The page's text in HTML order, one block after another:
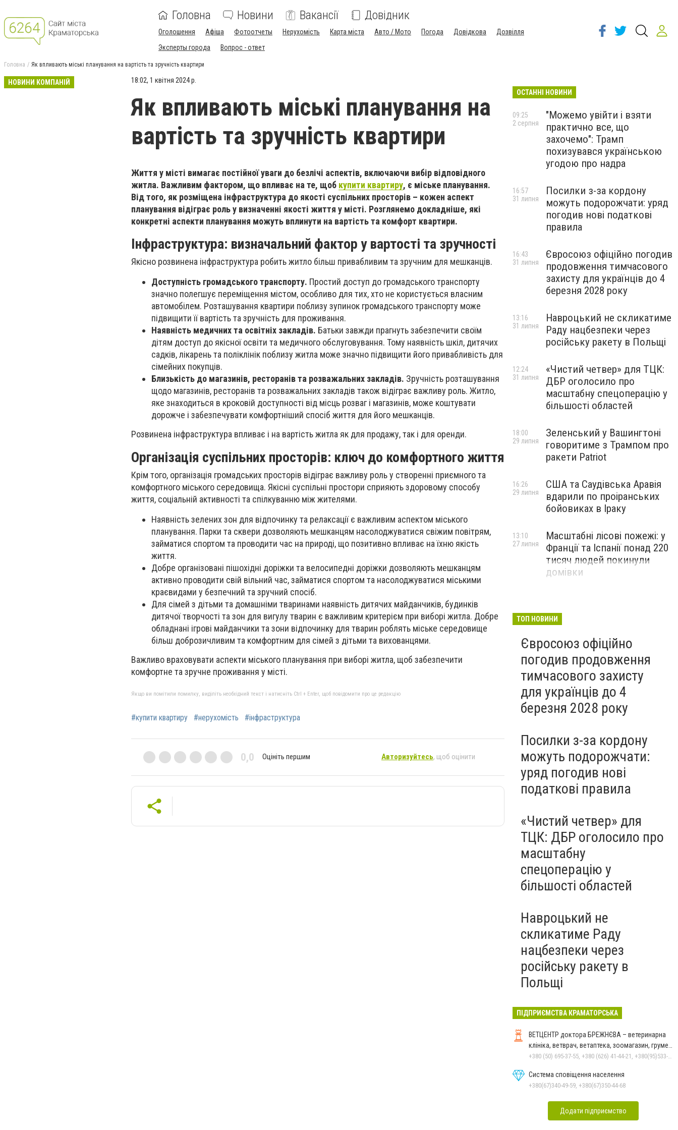
Головна Новини Вакансії Довідник
Оголошення Афіша Фотоотчеты Нерухомість Карта міста Авто / Мото Погода Довідкова
Дозвілля
Эксперты города
Вопрос - ответ
Головна Як впливають міські планування на вартість та зручність квартири
НОВИНИ КОМПАНІЙ 18:02, 1 квітня 2024 р.
Як впливають міські планування на
вартість та зручність квартири
Життя у місті вимагає постійної уваги до безлічі аспектів, включаючи вибір відповідного
житла. Важливим фактором, що впливає на те, щоб купити квартиру, є міське планування.
Від того, як розміщена інфраструктура до якості суспільних просторів – кожен аспект
планування відіграє роль у визначенні якості життя у місті. Розглянемо докладніше, які
конкретні аспекти планування можуть вплинути на вартість та комфорт квартири.
Інфраструктура: визначальний фактор у вартості та зручності
Якісно розвинена інфраструктура робить житло більш привабливим та зручним для мешканців.
Доступність громадського транспорту. Простий доступ до громадського транспорту
значно полегшує переміщення містом, особливо для тих, хто не користується власним
автомобілем. Розташування квартири поблизу зупинок громадського транспорту може
підвищити її вартість та зручність для проживання.
Наявність медичних та освітніх закладів. Батьки завжди прагнуть забезпечити своїм
дітям доступ до якісної освіти та медичного обслуговування. Тому наявність шкіл, дитячих
садків, лікарень та поліклінік поблизу житла може значно підвищити його привабливість для
сімейних покупців.
Близькість до магазинів, ресторанів та розважальних закладів. Зручність розташування
щодо магазинів, ресторанів та розважальних закладів також відіграє важливу роль. Житло,
яке знаходиться в кроковій доступності від місць розваг і магазинів, може коштувати
дорожче і забезпечувати комфортніший спосіб життя для його мешканців.
Розвинена інфраструктура впливає і на вартість житла як для продажу, так і для оренди.
Організація суспільних просторів: ключ до комфортного життя
Крім того, організація громадських просторів відіграє важливу роль у створенні приємного та
комфортного міського середовища. Якісні суспільні простори сприяють здоровому способу
життя, соціальній активності та спілкуванню між жителями.
Наявність зелених зон для відпочинку та релаксації є важливим аспектом міського
планування. Парки та сквери дозволяють мешканцям насолоджуватися свіжим повітрям,
займатися спортом та проводити час на природі, що позитивно впливає на їхню якість
життя.
Добре організовані пішохідні доріжки та велосипедні доріжки дозволяють мешканцям
активно проводити свій вільний час, займатися спортом та насолоджуватися міськими
краєвидами у безпечний та зручний спосіб.
Для сімей з дітьми та домашніми тваринами наявність дитячих майданчиків, будинків
дитячої творчості та зон для вигулу тварин є важливим критерієм при виборі житла. Добре
обладнані ігрові майданчики та зони відпочинку для тварин роблять міське середовище
більш доброзичливим та комфортним для сімей з дітьми та вихованцями.
Важливо враховувати аспекти міського планування при виборі житла, щоб забезпечити
комфортне та зручне проживання у місті.
Якщо ви помітили помилку, виділіть необхідний текст і натисніть Ctrl + Enter, щоб повідомити про це редакцію
#купити квартиру #нерухомість #інфраструктура
0,0 Оцініть першим Авторизуйтесь, щоб оцінити
ОСТАННІ НОВИНИ
"Можемо увійти і взяти
практично все, що
захочемо": Трамп
похизувався українською
угодою про надра
09:25
2 серпня
Посилки з-за кордону
можуть подорожчати: уряд
погодив нові податкові
правила
16:57
31 липня
Євросоюз офіційно погодив
продовження тимчасового
захисту для українців до 4
березня 2028 року
16:43
31 липня
Навроцький не скликатиме
Раду нацбезпеки через
російську ракету в Польщі
13:16
31 липня
«Чистий четвер» для ТЦК:
ДБР оголосило про
масштабну спецоперацію у
більшості областей
12:24
31 липня
Зеленський у Вашингтоні
говоритиме з Трампом про
ракети Patriot
18:00
29 липня
США та Саудівська Аравія
вдарили по проіранських
бойовиках в Іраку
16:26
29 липня
Масштабні лісові пожежі: у
Франції та Іспанії понад 220
тисяч людей покинули
домівки
13:10
27 липня
ТОП НОВИНИ
Євросоюз офіційно
погодив продовження
тимчасового захисту
для українців до 4
березня 2028 року
Посилки з-за кордону
можуть подорожчати:
уряд погодив нові
податкові правила
«Чистий четвер» для
ТЦК: ДБР оголосило про
масштабну
спецоперацію у
більшості областей
Навроцький не
скликатиме Раду
нацбезпеки через
російську ракету в
Польщі
ПІДПРИЄМСТВА КРАМАТОРСЬКА
ВЕТЦЕНТР доктора БРЕЖНЄВА – ветеринарна
клініка, ветврач, ветаптека, зоомагазин, грумер,
стрижки.
+380 (50) 695-37-55, +380 (626) 41-44-21, +380(95)533-90-03
Система сповіщення населення
+380(67)340-49-59, +380(67)350-44-68
Додати підприємство